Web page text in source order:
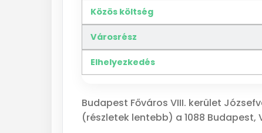
Közös költség
Városrész
Elhelyezkedés
Budapest Főváros VIII. kerület
(részletek lentebb) a 1088